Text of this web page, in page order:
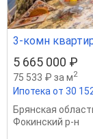
3-комн
5 665 000 ₽
75 533 ₽ за м2
Ипотека от 30
Брянская
Фокинский р-н